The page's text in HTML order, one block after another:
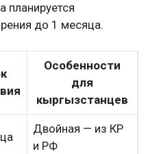
планируется
до 1 месяца.
Особенности
для
кыргызстанцев
Двойная — из КР
и РФ